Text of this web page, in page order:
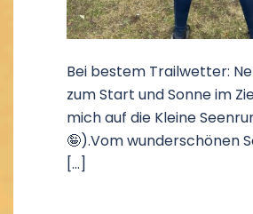
Bei bestem Trailwetter:
zum Start und Sonne im
mich auf die Kleine
🤪).Vom wunderschönen
[…]